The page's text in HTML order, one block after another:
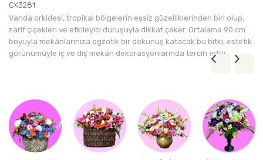
CK3281
Vanda orkidesi, tropikal bölgelerin eşsiz güzelliklerinden biri olup,
zarif çiçekleri ve etkileyici duruşuyla dikkat çeker. Ortalama 90 cm
boyuyla mekânlarınıza egzotik bir dokunuş katacak bu bitki, estetik
görünümüyle iç ve dış mekân dekorasyonlarında tercih edilir.